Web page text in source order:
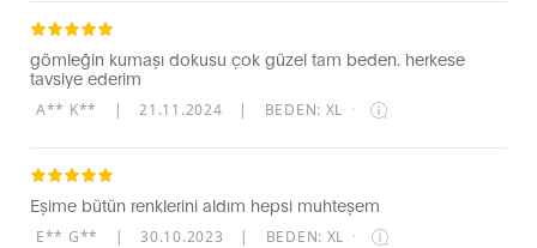
gömleğin kumaşı dokusu çok güzel tam beden. herkese
tavsiye ederim
A** K** | 21.11.2024 | BEDEN: XL ·
Eşime bütün renklerini aldım hepsi muhteşem
E** G** | 30.10.2023 | BEDEN: XL ·